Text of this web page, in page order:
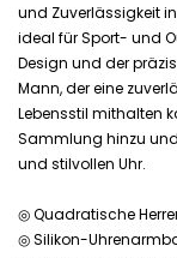
und Zuverlässigkeit
ideal für Sport- und
Design und der
Mann, der eine
Lebensstil mithalten
Sammlung hinzu
und stilvollen Uhr.
◎ Quadratische
◎ Silikon-